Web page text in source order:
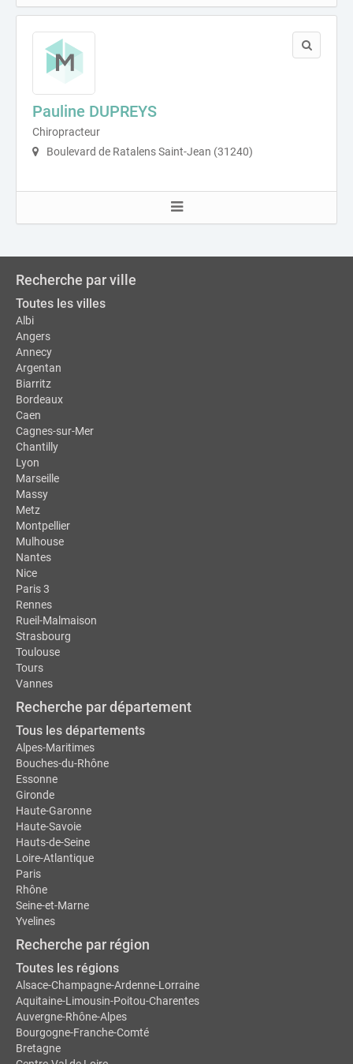
Pauline DUPREYS
Chiropracteur
Boulevard de Ratalens Saint-Jean (31240)
Recherche par ville
Toutes les villes
Albi
Angers
Annecy
Argentan
Biarritz
Bordeaux
Caen
Cagnes-sur-Mer
Chantilly
Lyon
Marseille
Massy
Metz
Montpellier
Mulhouse
Nantes
Nice
Paris 3
Rennes
Rueil-Malmaison
Strasbourg
Toulouse
Tours
Vannes
Recherche par département
Tous les départements
Alpes-Maritimes
Bouches-du-Rhône
Essonne
Gironde
Haute-Garonne
Haute-Savoie
Hauts-de-Seine
Loire-Atlantique
Paris
Rhône
Seine-et-Marne
Yvelines
Recherche par région
Toutes les régions
Alsace-Champagne-Ardenne-Lorraine
Aquitaine-Limousin-Poitou-Charentes
Auvergne-Rhône-Alpes
Bourgogne-Franche-Comté
Bretagne